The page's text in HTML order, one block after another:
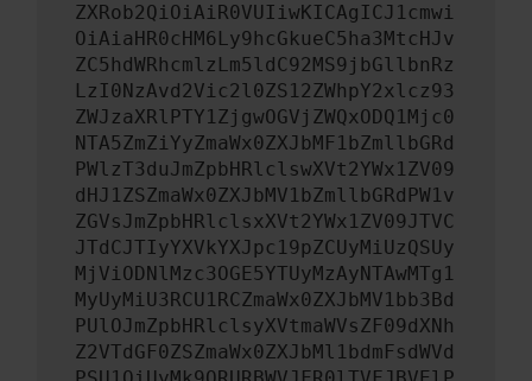
ZXRob2QiOiAiR0VUIiwKICAgICJ1cmwi
OiAiaHR0cHM6Ly9hcGkueC5ha3MtcHJv
ZC5hdWRhcmlzLm5ldC92MS9jbGllbnRz
LzI0NzAvd2Vic2l0ZS12ZWhpY2xlcz93
ZWJzaXRlPTY1ZjgwOGVjZWQxODQ1Mjc0
NTA5ZmZiYyZmaWx0ZXJbMF1bZmllbGRd
PWlzT3duJmZpbHRlclswXVt2YWx1ZV09
dHJ1ZSZmaWx0ZXJbMV1bZmllbGRdPW1v
ZGVsJmZpbHRlclsxXVt2YWx1ZV09JTVC
JTdCJTIyYXVkYXJpc19pZCUyMiUzQSUy
MjViODNlMzc3OGE5YTUyMzAyNTAwMTg1
MyUyMiU3RCU1RCZmaWx0ZXJbMV1bb3Bd
PUlOJmZpbHRlclsyXVtmaWVsZF09dXNh
Z2VTdGF0ZSZmaWx0ZXJbMl1bdmFsdWVd